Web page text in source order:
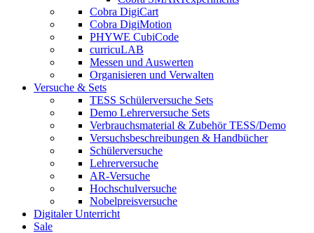
Cobra DigiCart
Cobra DigiMotion
PHYWE CubiCode
curricuLAB
Messen und Auswerten
Organisieren und Verwalten
Versuche & Sets
TESS Schülerversuche Sets
Demo Lehrerversuche Sets
Verbrauchsmaterial & Zubehör TESS/Demo
Versuchsbeschreibungen & Handbücher
Schülerversuche
Lehrerversuche
AR-Versuche
Hochschulversuche
Nobelpreisversuche
Digitaler Unterricht
Sale